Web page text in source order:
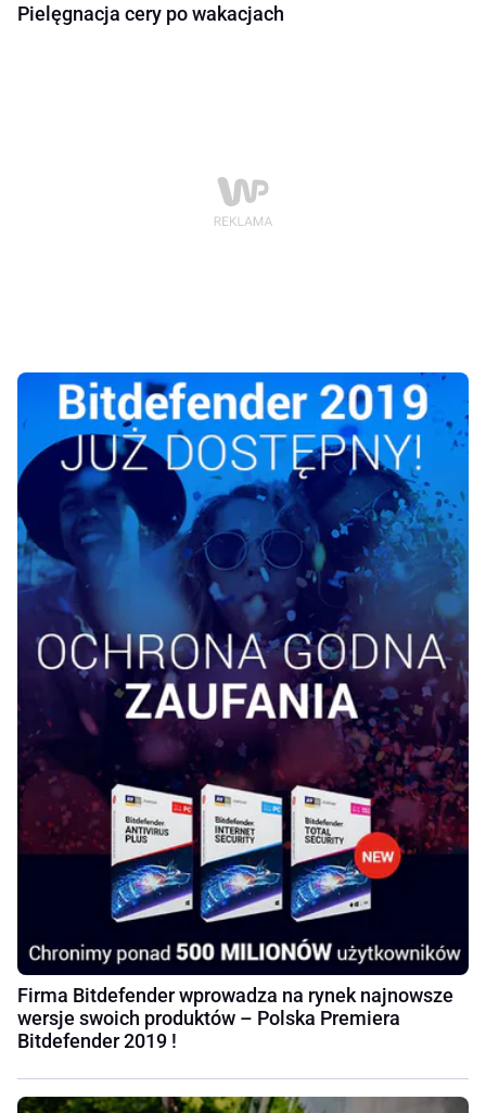
Pielęgnacja cery po wakacjach
Firma Bitdefender wprowadza na rynek najnowsze
wersje swoich produktów – Polska Premiera
Bitdefender 2019 !